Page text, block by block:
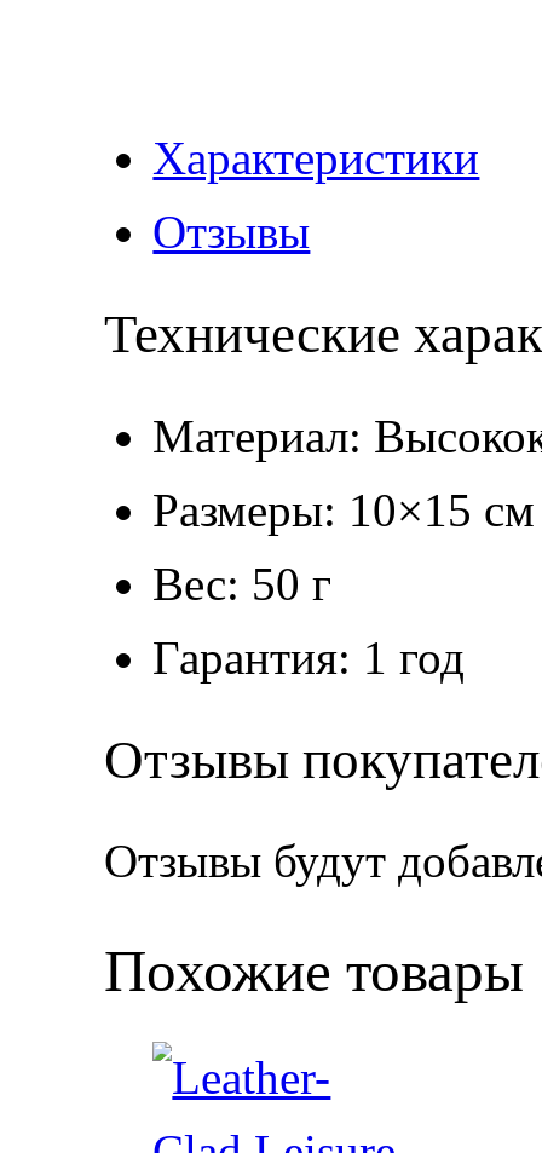
Характеристики
Отзывы
Технические
Материал:
Размеры: 10×15 см
Вес: 50 г
Гарантия: 1 год
Отзывы
Отзывы будут
Похожие товары